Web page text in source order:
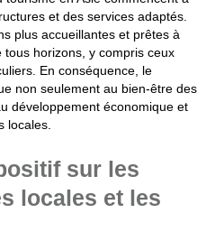
et des services adaptés.
plus accueillantes et prêtes à
tous horizons, y compris ceux
En conséquence, le
non seulement au bien-être des
développement économique et
locales.
sur les
locales et les